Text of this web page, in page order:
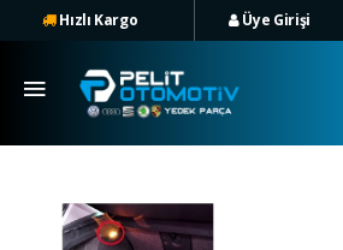
Hızlı Kargo Üye Girişi